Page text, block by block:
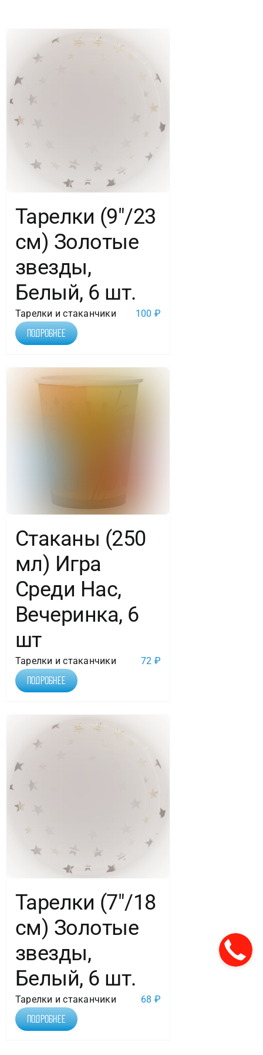
шт.
Тарелки (9″/23
см) Золотые
звезды,
Белый, 6 шт.
Тарелки и стаканчики 100 ₽
Подробнее
Стаканы (250
мл) Игра
Среди Нас,
Вечеринка, 6
шт
Тарелки и стаканчики 72 ₽
Подробнее
Тарелки (7″/18
см) Золотые
звезды,
Белый, 6 шт.
Тарелки и стаканчики 68 ₽
Подробнее